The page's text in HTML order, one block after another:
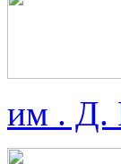
им . Д.